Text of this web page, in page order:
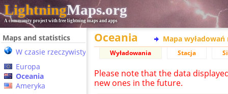
LightningMaps.org
A community project with free lightning maps and apps
Maps and statistics
W czasie rzeczywistym
Europa
Oceania
Ameryka
Oceania Mapa wyładowań
Wyładowania Stacja
Please note that the data
new ones in the future.